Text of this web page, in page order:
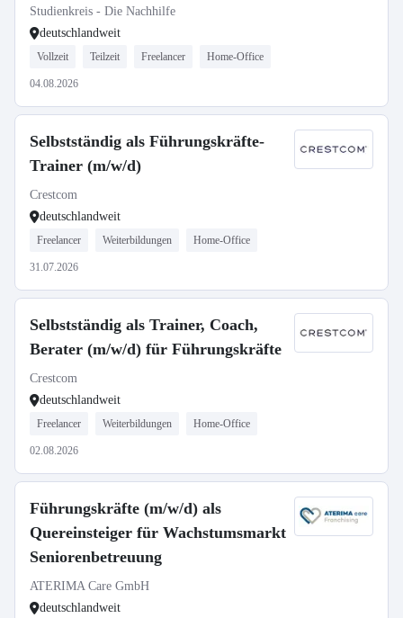
Studienkreis - Die Nachhilfe
deutschlandweit
Vollzeit Teilzeit Freelancer Home-Office
04.08.2026
Selbstständig als Führungskräfte-
Trainer (m/w/d)
Crestcom
deutschlandweit
Freelancer Weiterbildungen Home-Office
31.07.2026
Selbstständig als Trainer, Coach,
Berater (m/w/d) für Führungskräfte
Crestcom
deutschlandweit
Freelancer Weiterbildungen Home-Office
02.08.2026
Führungskräfte (m/w/d) als
Quereinsteiger für Wachstumsmarkt
Seniorenbetreuung
ATERIMA Care GmbH
deutschlandweit